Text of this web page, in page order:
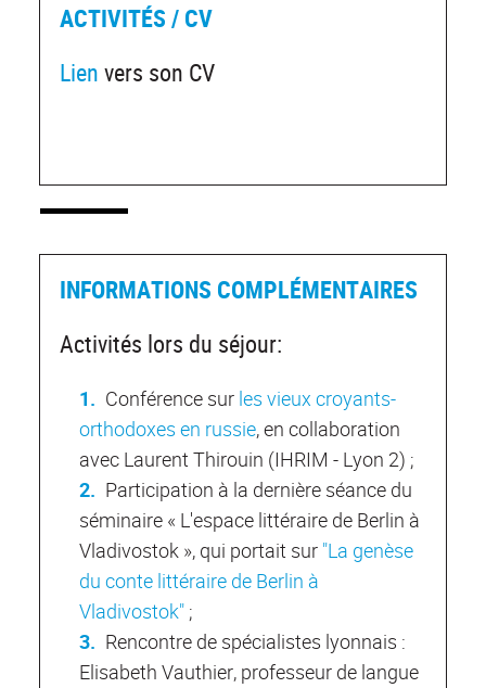
ACTIVITÉS / CV
Lien vers son CV
INFORMATIONS COMPLÉMENTAIRES
Activités lors du séjour:
Conférence sur les vieux croyants-
orthodoxes en russie, en collaboration
avec Laurent Thirouin (IHRIM - Lyon 2) ;
Participation à la dernière séance du
séminaire « L'espace littéraire de Berlin à
Vladivostok », qui portait sur "La genèse
du conte littéraire de Berlin à
Vladivostok" ;
Rencontre de spécialistes lyonnais :
Elisabeth Vauthier, professeur de langue